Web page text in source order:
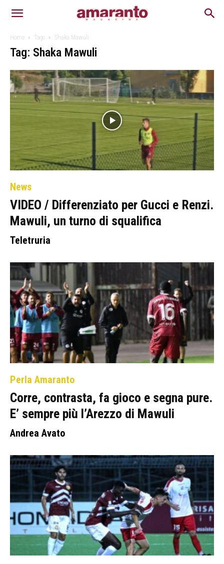
Home Tags Shaka Mawuli
Tag: Shaka Mawuli
News
VIDEO / Differenziato per Gucci e Renzi.
Mawuli, un turno di squalifica
Teletruria
Perla Amaranto
Corre, contrasta, fa gioco e segna pure.
E’ sempre più l’Arezzo di Mawuli
Andrea Avato